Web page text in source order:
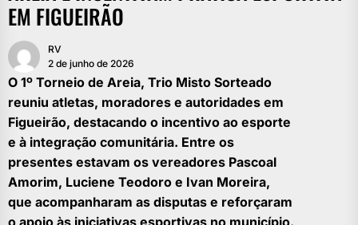
EM FIGUEIRÃO
RV
2 de junho de 2026
O 1º Torneio de Areia, Trio Misto Sorteado
reuniu atletas, moradores e autoridades em
Figueirão, destacando o incentivo ao esporte
e à integração comunitária. Entre os
presentes estavam os vereadores Pascoal
Amorim, Luciene Teodoro e Ivan Moreira,
que acompanharam as disputas e reforçaram
o apoio às iniciativas esportivas no município.